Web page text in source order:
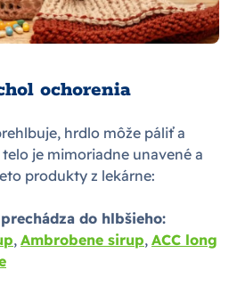
ochorenia
hrdlo môže páliť a
je mimoriadne unavené a
produkty z lekárne:
do hlbšieho:
, Ambrobene sirup, ACC long